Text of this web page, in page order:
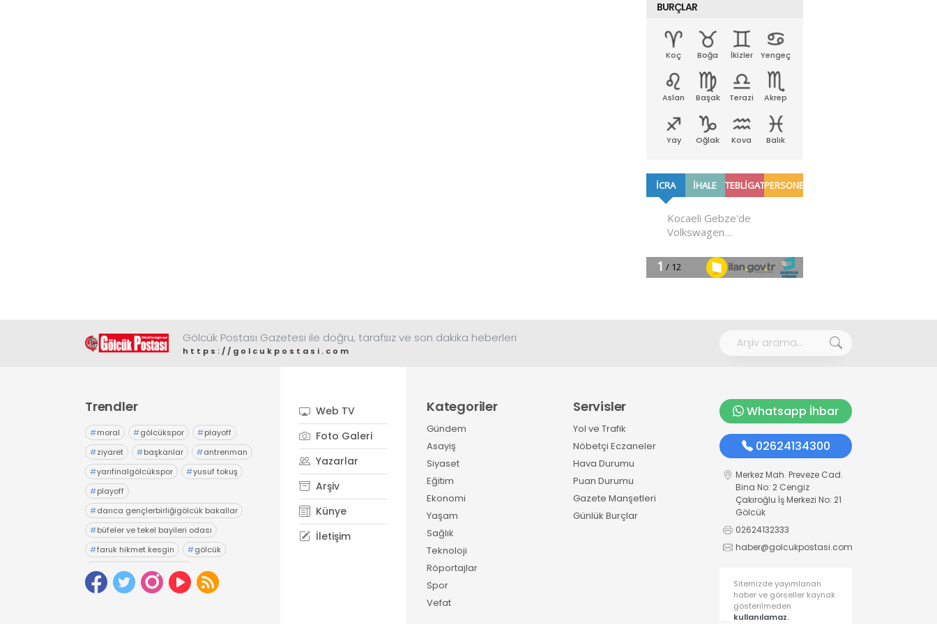
BURÇLAR
Koç Boğa İkizler Yengeç
Aslan Başak Terazi Akrep
Yay Oğlak Kova Balık
Gölcük Postası Gazetesi ile doğru, tarafsız ve son dakika heberleri
https://golcukpostasi.com
Trendler
#moral #gölcükspor #playoff
#ziyaret #başkanlar #antrenman
#yarıfinalgölcükspor #yusuf tokuş
#playoff
#darıca gençlerbirliğigölcük bakallar
#büfeler ve tekel bayileri odası
#faruk hikmet kesgin #gölcük
#gölcük belediyesiesnaf
# tuncay yıldız # seçim
Web TV
Foto Galeri
Yazarlar
Arşiv
Künye
İletişim
Kategoriler
Gündem
Asayiş
Siyaset
Eğitim
Ekonomi
Yaşam
Sağlık
Teknoloji
Röportajlar
Spor
Vefat
Servisler
Yol ve Trafik
Nöbetçi Eczaneler
Hava Durumu
Puan Durumu
Gazete Manşetleri
Günlük Burçlar
Whatsapp İhbar
02624134300
Merkez Mah. Preveze Cad.
Bina No: 2 Cengiz
Çakıroğlu İş Merkezi No: 21
Gölcük
02624132333
haber@golcukpostasi.com
Sitemizde yayımlanan
haber ve görseller kaynak
gösterilmeden
kullanılamaz.